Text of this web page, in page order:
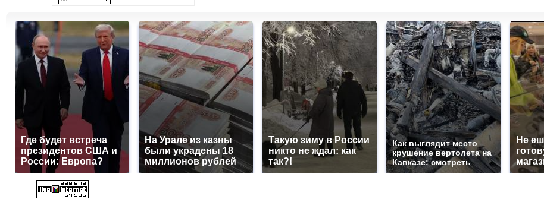
Где будет встреча
президентов США и
России: Европа?
На Урале из казны
были украдены 18
миллионов рублей
Такую зиму в России
никто не ждал: как
так?!
Как выглядит место
крушение вертолета на
Кавказе: смотреть
Не